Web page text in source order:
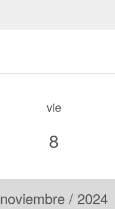
vie
8
noviembre / 2024